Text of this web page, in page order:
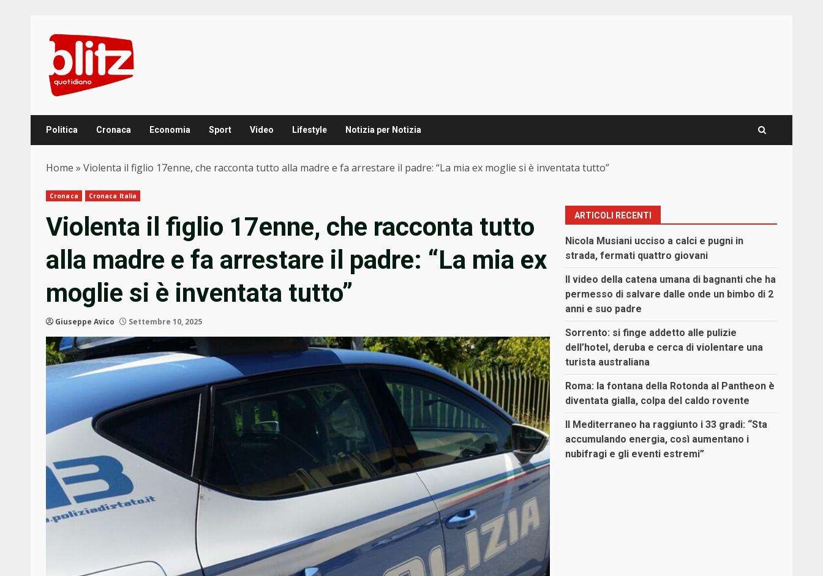
content
Politica Cronaca Economia Sport Video Lifestyle Notizia per Notizia
Home » Violenta il figlio 17enne, che racconta tutto alla madre e fa arrestare il padre: “La mia ex moglie si è inventata tutto”
Cronaca Cronaca Italia
Violenta il figlio 17enne, che racconta tutto
alla madre e fa arrestare il padre: “La mia ex
moglie si è inventata tutto”
Giuseppe Avico Settembre 10, 2025
ARTICOLI RECENTI
Nicola Musiani ucciso a calci e pugni in
strada, fermati quattro giovani
Il video della catena umana di bagnanti che ha
permesso di salvare dalle onde un bimbo di 2
anni e suo padre
Sorrento: si finge addetto alle pulizie
dell’hotel, deruba e cerca di violentare una
turista australiana
Roma: la fontana della Rotonda al Pantheon è
diventata gialla, colpa del caldo rovente
Il Mediterraneo ha raggiunto i 33 gradi: “Sta
accumulando energia, così aumentano i
nubifragi e gli eventi estremi”